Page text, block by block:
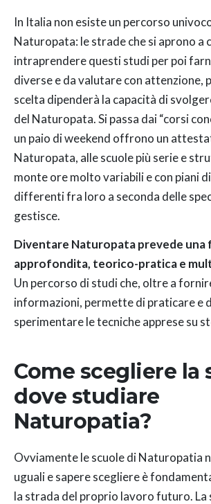
In Italia non esiste un percorso
Naturopata: le strade che si aprono a
intraprendere questi studi per poi
diverse e da valutare con attenzione,
scelta dipenderà la capacità di
del Naturopata. Si passa dai “corsi
un paio di weekend offrono un
Naturopata, alle scuole più serie e
monte ore molto variabili e con piani
differenti fra loro a seconda delle
gestisce.
Diventare Naturopata prevede una
approfondita, teorico-pratica e
Un percorso di studi che, oltre a
informazioni, permette di praticare e
sperimentare le tecniche apprese su
Come scegliere la
dove studiare
Naturopatia?
Ovviamente le scuole di Naturopatia
uguali e sapere scegliere è
la strada del proprio lavoro futuro. La